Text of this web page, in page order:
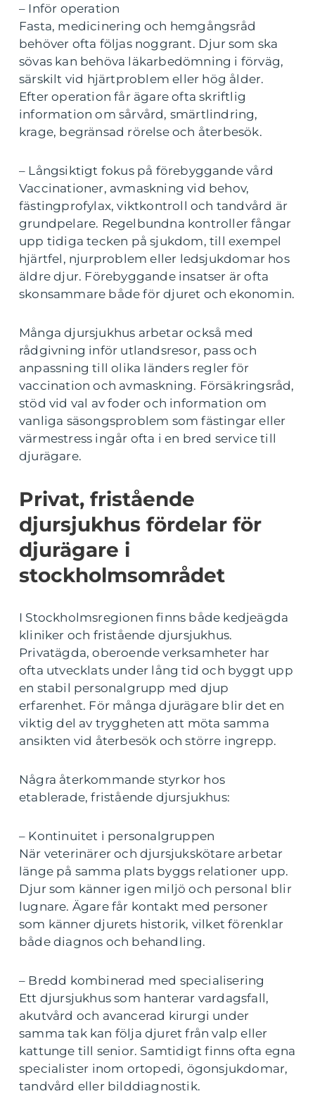
– Inför operation
Fasta, medicinering och hemgångsråd
behöver ofta följas noggrant. Djur som ska
sövas kan behöva läkarbedömning i förväg,
särskilt vid hjärtproblem eller hög ålder.
Efter operation får ägare ofta skriftlig
information om sårvård, smärtlindring,
krage, begränsad rörelse och återbesök.
– Långsiktigt fokus på förebyggande vård
Vaccinationer, avmaskning vid behov,
fästingprofylax, viktkontroll och tandvård är
grundpelare. Regelbundna kontroller fångar
upp tidiga tecken på sjukdom, till exempel
hjärtfel, njurproblem eller ledsjukdomar hos
äldre djur. Förebyggande insatser är ofta
skonsammare både för djuret och ekonomin.
Många djursjukhus arbetar också med
rådgivning inför utlandsresor, pass och
anpassning till olika länders regler för
vaccination och avmaskning. Försäkringsråd,
stöd vid val av foder och information om
vanliga säsongsproblem som fästingar eller
värmestress ingår ofta i en bred service till
djurägare.
Privat, fristående
djursjukhus fördelar för
djurägare i
stockholmsområdet
I Stockholmsregionen finns både kedjeägda
kliniker och fristående djursjukhus.
Privatägda, oberoende verksamheter har
ofta utvecklats under lång tid och byggt upp
en stabil personalgrupp med djup
erfarenhet. För många djurägare blir det en
viktig del av tryggheten att möta samma
ansikten vid återbesök och större ingrepp.
Några återkommande styrkor hos
etablerade, fristående djursjukhus:
– Kontinuitet i personalgruppen
När veterinärer och djursjukskötare arbetar
länge på samma plats byggs relationer upp.
Djur som känner igen miljö och personal blir
lugnare. Ägare får kontakt med personer
som känner djurets historik, vilket förenklar
både diagnos och behandling.
– Bredd kombinerad med specialisering
Ett djursjukhus som hanterar vardagsfall,
akutvård och avancerad kirurgi under
samma tak kan följa djuret från valp eller
kattunge till senior. Samtidigt finns ofta egna
specialister inom ortopedi, ögonsjukdomar,
tandvård eller bilddiagnostik.